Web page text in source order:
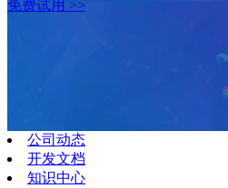
免费试用 >>
公司动态
开发文档
知识中心